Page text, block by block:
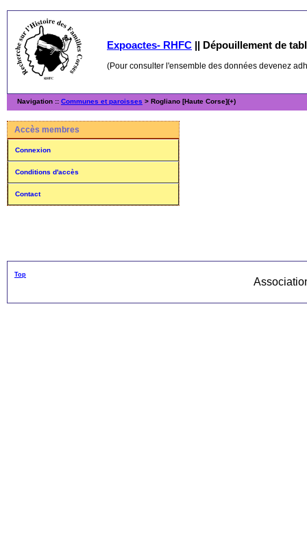
Expoactes- RHFC || Dépouillement de
(Pour consulter l'ensemble des données devenez
Navigation :: Communes et paroisses > Rogliano [Haute Corse](+)
Accès membres
Connexion
Conditions d'accès
Contact
Top